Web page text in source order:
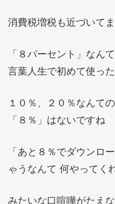
消費税増税も近づいてま
「８パーセント」なんて
言葉人生で初めて使っ
１０％、２０％なんて
「８％」はないですね
「あと８％でダウンロ
ゃうなんて 何やって
みたいな口喧嘩がたえ